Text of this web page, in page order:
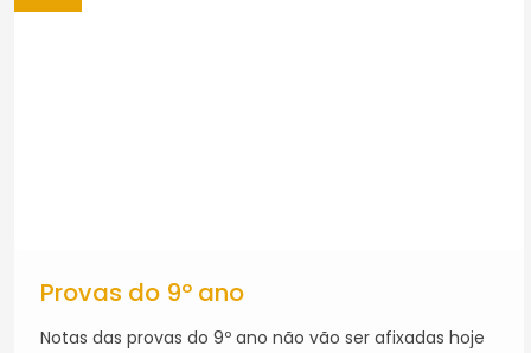
Provas do 9º ano
Notas das provas do 9º ano não vão ser afixadas hoje